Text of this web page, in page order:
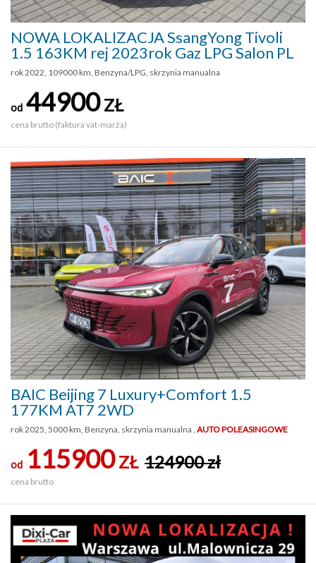
NOWA LOKALIZACJA SsangYong Tivoli
1.5 163KM rej 2023rok Gaz LPG Salon PL
rok 2022, 109000 km, Benzyna/LPG, skrzynia manualna
od 44900ZŁ
cena brutto (faktura vat-marża)
BAIC Beijing 7 Luxury+Comfort 1.5
177KM AT7 2WD
rok 2025, 5000 km, Benzyna, skrzynia manualna , AUTO POLEASINGOWE
od 115900ZŁ 124900 zł
cena brutto